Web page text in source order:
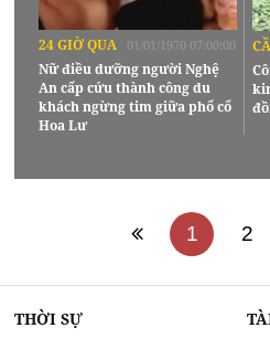
24 GIỜ QUA 01/01/1970 07:00:00
Nữ điều dưỡng người Nghệ
An cấp cứu thành công du
khách ngừng tim giữa phố cổ
Hoa Lư
1 2
THỜI SỰ